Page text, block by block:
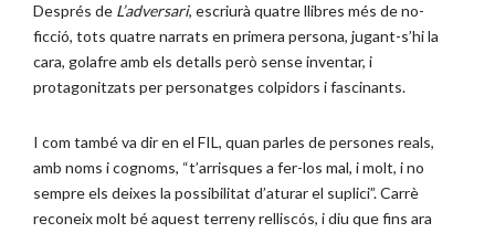
Després de L’adversari, escriurà quatre llibres més de no-
ficció, tots quatre narrats en primera persona, jugant-s’hi la
cara, golafre amb els detalls però sense inventar, i
protagonitzats per personatges colpidors i fascinants.
I com també va dir en el FIL, quan parles de persones reals,
amb noms i cognoms, “t’arrisques a fer-los mal, i molt, i no
sempre els deixes la possibilitat d’aturar el suplici”. Carrè
reconeix molt bé aquest terreny relliscós, i diu que fins ara